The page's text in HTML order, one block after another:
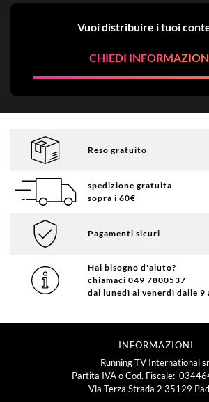
Vuoi distribuire i tuoi
CHIEDI
Reso gratuito
spedizione gratuita
sopra i 60€
Pagamenti sicuri
Hai bisogno d'aiuto?
chiamaci 049 7800537
dal lunedì al venerdì dalle 9
INFORMAZIONI
Running TV International
Partita IVA o Cod. Fiscale:
Via Terza Strada 2 35129